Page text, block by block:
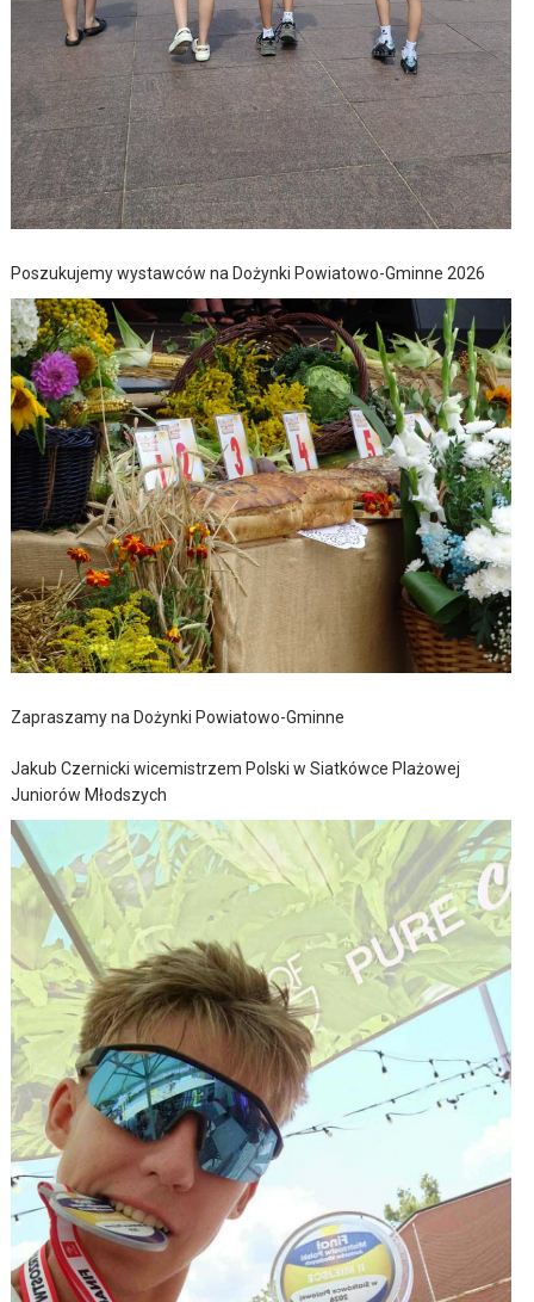
Poszukujemy wystawców na Dożynki Powiatowo-Gminne 2026
Zapraszamy na Dożynki Powiatowo-Gminne
Jakub Czernicki wicemistrzem Polski w Siatkówce Plażowej
Juniorów Młodszych